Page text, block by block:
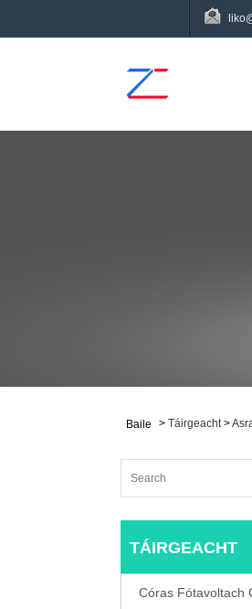
Baile > Táirgeacht>
TÁIRGEACHT
Córas Fótavoltach